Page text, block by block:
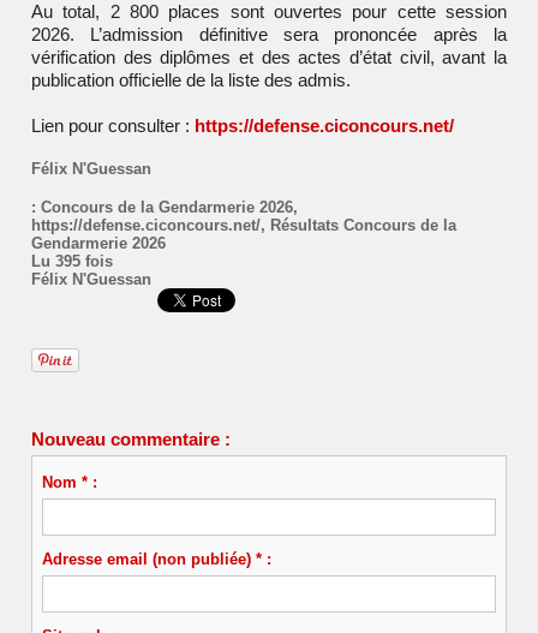
Au total, 2 800 places sont ouvertes pour cette session
2026. L’admission définitive sera prononcée après la
vérification des diplômes et des actes d’état civil, avant la
publication officielle de la liste des admis.
Lien pour consulter : https://defense.ciconcours.net/
Félix N'Guessan
: Concours de la Gendarmerie 2026,
https://defense.ciconcours.net/, Résultats Concours de la
Gendarmerie 2026
Lu 395 fois
Félix N'Guessan
Nouveau commentaire :
Nom * :
Adresse email (non publiée) * :